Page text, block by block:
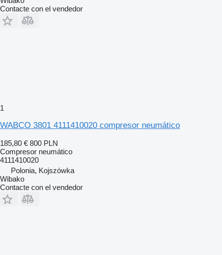
Contacte con el vendedor
1
WABCO 3801 4111410020 compresor neumático
185,80 € 800 PLN
Compresor neumático
4111410020
Polonia, Kojszówka
Wibako
Contacte con el vendedor